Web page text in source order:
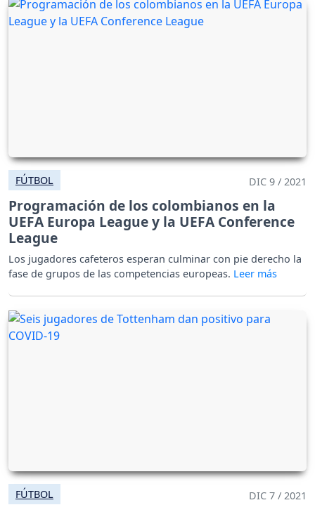
FÚTBOL DIC 9 / 2021
Programación de los colombianos en la
UEFA Europa League y la UEFA Conference
League
Los jugadores cafeteros esperan culminar con pie derecho la
fase de grupos de las competencias europeas.
FÚTBOL DIC 7 / 2021